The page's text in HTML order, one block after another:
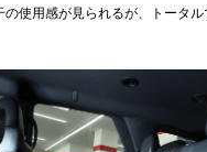
使用感が見られるが、トータ